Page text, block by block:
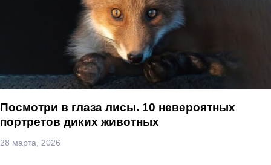
Посмотри в глаза лисы. 10 невероятных
портретов диких животных
28 марта, 2026